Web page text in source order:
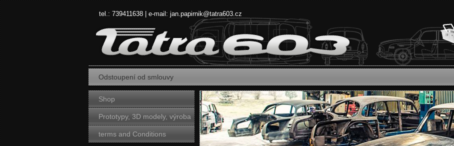
tel.: 739411638 | e-mail:jan.papirnik@tatra603.cz
Odstoupení od smlouvy
Shop
Prototypy, 3D modely, výroba
forem
terms and Conditions